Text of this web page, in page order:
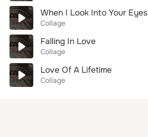
When I Look Into Your Eyes
Collage
Falling In Love
Collage
Love Of A Lifetime
Collage